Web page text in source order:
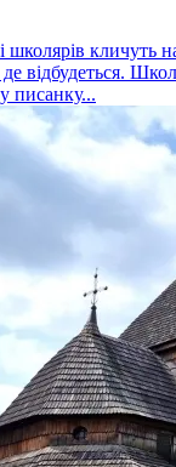
кличуть
відбудеться.
писанку...